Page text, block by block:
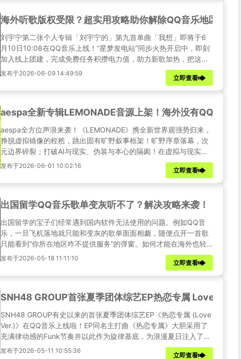
海外听歌版权受限？超实用攻略助你解除QQ音乐地区限制
刘宇宁第二张个人专辑「刘宇宁的」第九首单曲「我想」即将于6
月10日10:08在QQ音乐上线！“星梦发电站”同步火热开启中，即刻
加入线上团建，完成免费任务积攒电力值，助力新歌加热，把这份
浪漫传递给更多人！快来为他发电吧！国外粉丝也别着急，超简单
发布于2026-06-09 14:49:59
立即查看
aespa全新专辑LEMONADE音源上架！海外没有QQ音乐音
aespa全方位声浪来袭！《LEMONADE》携全新世界观强势归来，
挣脱虚拟镜像的桎梏，跳出固有旷野叙事框架！旷野序章落幕，次
元边界碎裂；打破AI与现实、伪装与本心的隔阂！在虚拟与现实的
夹缝里，找回最本真的自我~出国留学再也无法收听QQ音乐新歌？
一键解除QQ音乐海外音源版权限制，品味全新aespa！
发布于2026-06-01 10:02:16
立即查看
出国留学QQ音乐歌单变灰听不了？解决攻略来袭！
出国留学的宝子们经常遇到国内软件无法使用的问题。例如QQ音
乐，一旦飞机落地就只能和变灰的歌单面面相觑，随便点开一首歌
只能看到“你所在地区咋不提供服务”的弹窗。如何才能在海外也轻
松使用QQ音乐呢？方法如下！
发布于2026-05-18 11:11:10
立即查看
SNH48 GROUP首张夏季团体综艺EP热恋专属 Love Ver.
SNH48 GROUP有史以来的首张夏季团体综艺EP《热恋专属 (Love
Ver.)》在QQ音乐上线啦！EP同名主打曲《热恋专属》大胆采用了
充满律动感的Funk节奏并以此作为旋律基底，为浪漫夏日注入了热
烈的雀跃心跳！海外用户听不了QQ音乐新歌？试试这个方法吧~
发布于2026-05-11 10:55:36
立即查看